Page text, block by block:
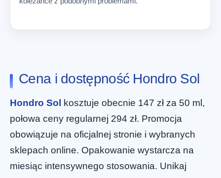
Cena i dostępność Hondro Sol
Hondro Sol kosztuje obecnie 147 zł za 50 ml,
połowa ceny regularnej 294 zł. Promocja
obowiązuje na oficjalnej stronie i wybranych
sklepach online. Opakowanie wystarcza na
miesiąc intensywnego stosowania. Unikaj